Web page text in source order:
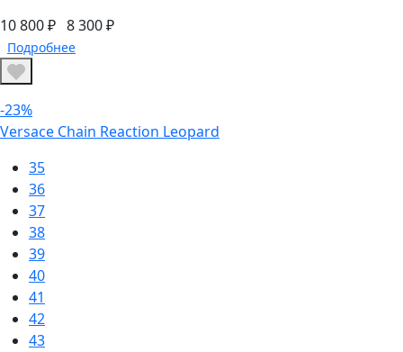
10 800 ₽ 8 300 ₽
Подробнее
-23%
Versace Chain Reaction Leopard
35
36
37
38
39
40
41
42
43